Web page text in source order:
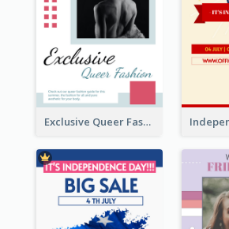
Exclusive Queer Fashion Instagram Story